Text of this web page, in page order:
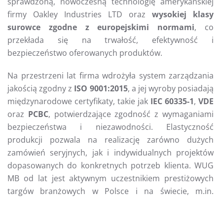
firmy Oakley Industries LTD oraz wysokiej klasy
surowce zgodne z europejskimi normami, co
przekłada się na trwałość, efektywność i
bezpieczeństwo oferowanych produktów.
Na przestrzeni lat firma wdrożyła system zarządzania
jakością zgodny z ISO 9001:2015, a jej wyroby posiadają
międzynarodowe certyfikaty, takie jak IEC 60335-1, VDE
oraz PCBC, potwierdzające zgodność z wymaganiami
bezpieczeństwa i niezawodności. Elastyczność
produkcji pozwala na realizację zarówno dużych
zamówień seryjnych, jak i indywidualnych projektów
dopasowanych do konkretnych potrzeb klienta. WUG
MB od lat jest aktywnym uczestnikiem prestiżowych
targów branżowych w Polsce i na świecie, m.in.